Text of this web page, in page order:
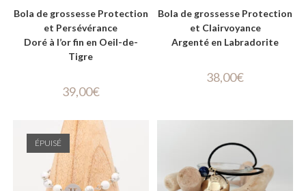
Bola de grossesse Protection
et Persévérance
Doré à l’or fin en Oeil-de-
Tigre
39,00€
Bola de grossesse Protection
et Clairvoyance
Argenté en Labradorite
38,00€
ÉPUISÉ